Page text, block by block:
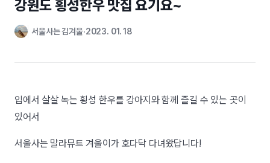
강원도 횡성한우 맛집 요기요~
서울사는 김겨울 2023. 01. 18
입에서 살살 녹는 횡성 한우를 강아지와 함께 즐길 수 있는 곳이
있어서
서울사는 말라뮤트 겨울이가 호다닥 다녀왔답니다!